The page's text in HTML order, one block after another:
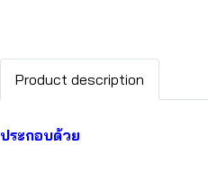
Product description
ประกอบด้วย